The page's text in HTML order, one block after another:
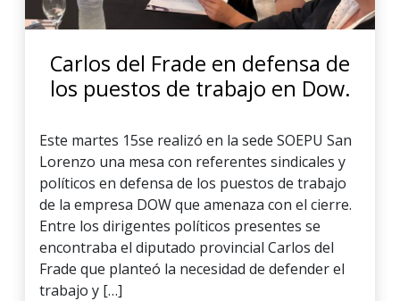
Carlos del Frade en defensa de
los puestos de trabajo en Dow.
Este martes 15se realizó en la sede SOEPU San
Lorenzo una mesa con referentes sindicales y
políticos en defensa de los puestos de trabajo
de la empresa DOW que amenaza con el cierre.
Entre los dirigentes políticos presentes se
encontraba el diputado provincial Carlos del
Frade que planteó la necesidad de defender el
trabajo y […]